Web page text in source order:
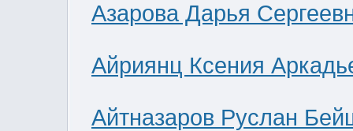
Азарова Дарья
Айриянц Ксения
Айтназаров Руслан